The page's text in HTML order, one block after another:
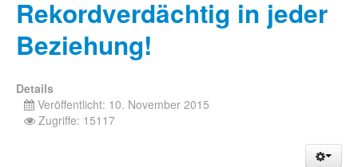
Rekordverdächtig in jeder
Beziehung!
Details
Veröffentlicht: 10. November 2015
Zugriffe: 15117